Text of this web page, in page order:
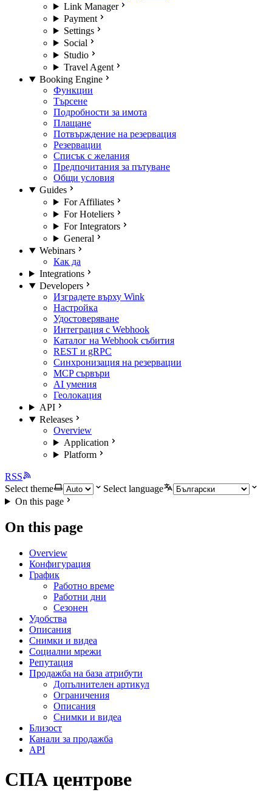
Link Manager
Payment
Settings
Social
Studio
Travel Agent
Booking Engine
Функции
Търсене
Подробности за имота
Плащане
Потвърждение на резервация
Резервации
Списък с желания
Предпочитания за пътуване
Общи условия
Guides
For Affiliates
For Hoteliers
For Integrators
General
Webinars
Как да
Integrations
Developers
Изградете върху Wink
Настройка
Удостоверяване
Интеграция с Webhook
Каталог на Webhook събития
REST и gRPC
Синхронизация на резервации
MCP сървъри
AI умения
Геолокация
API
Releases
Overview
Application
Platform
RSS
Select theme
Select language
On this page
On this page
Overview
Конфигурация
График
Работно време
Работни дни
Сезонен
Удобства
Описания
Снимки и видеа
Социални мрежи
Репутация
Продажба на база атрибути
Допълнителен артикул
Ограничения
Описания
Снимки и видеа
Близост
Канали за продажба
API
СПА центрове